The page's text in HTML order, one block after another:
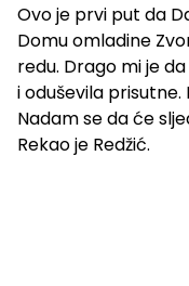
Ovo je prvi put da
Domu omladine
redu. Drago mi je
i oduševila
Nadam se da će
Rekao je Redžić.